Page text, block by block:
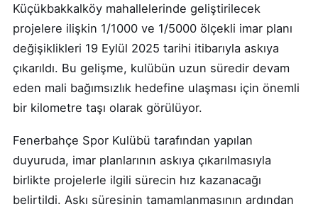
Küçükbakkalköy mahallelerinde geliştirilecek
projelere ilişkin 1/1000 ve 1/5000 ölçekli imar planı
değişiklikleri 19 Eylül 2025 tarihi itibarıyla askıya
çıkarıldı. Bu gelişme, kulübün uzun süredir devam
eden mali bağımsızlık hedefine ulaşması için önemli
bir kilometre taşı olarak görülüyor.
Fenerbahçe Spor Kulübü tarafından yapılan
duyuruda, imar planlarının askıya çıkarılmasıyla
birlikte projelerle ilgili sürecin hız kazanacağı
belirtildi. Askı süresinin tamamlanmasının ardından